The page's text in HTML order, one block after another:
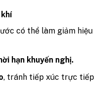
có thể làm giảm hiệu
hạn khuyến nghị.
, tránh tiếp xúc trực tiếp